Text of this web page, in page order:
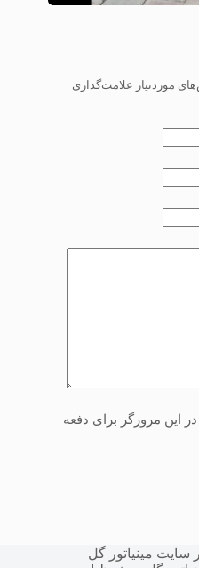
موردنیاز علامت‌گذاری
این مرورگر برای دفعه
سایت مینیاتور گل